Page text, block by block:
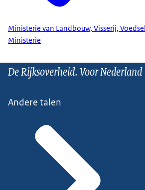
Ministerie van Landbouw, Visserij,
Ministerie
De Rijksoverheid. Voor Nederland
Andere talen